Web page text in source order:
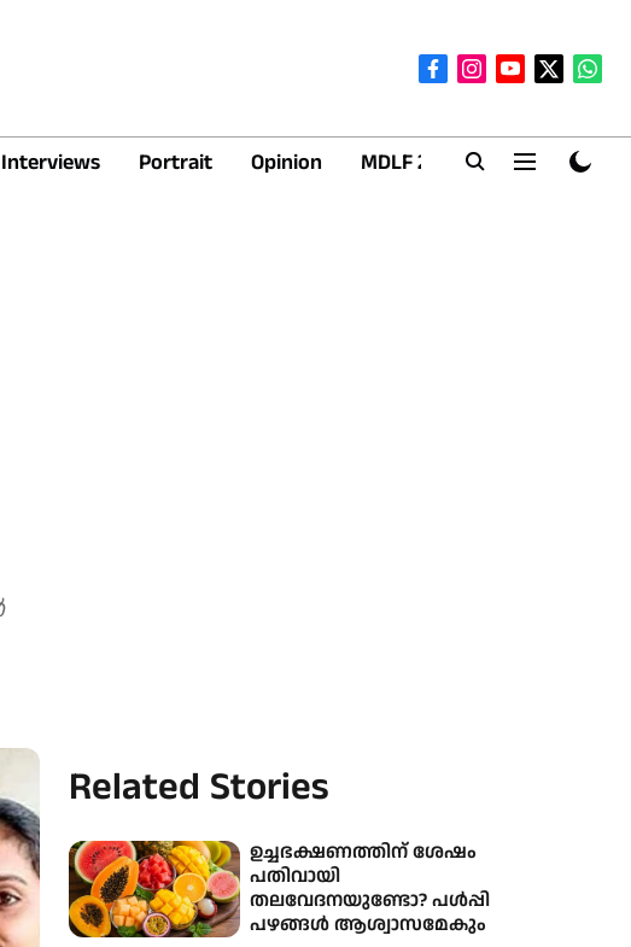
Interviews Portrait Opinion MDLF 2026
Related Stories
ഉച്ചഭക്ഷണത്തിന് ശേഷം
പതിവായി
തലവേദനയുണ്ടോ? പൾപ്പി
പഴങ്ങൾ ആശ്വാസമേകും